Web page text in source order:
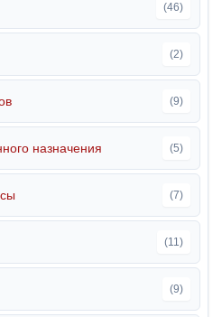
(46)
(2)
(9)
назначения (5)
(7)
(11)
(9)